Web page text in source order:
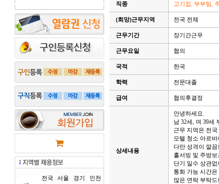
전국 서울 경기
인천
직종 고기집, 부부팀,
(희망)근무지역 전국 전체
근무기간 장기간근무
근무요일 협의
국적 한국
학력 전문대졸
급여 협의후결정
상세내용
안녕하세요.
남 32세, 여 39세
근무 지역은 전
모텔 청소 아르
다만 성격이 깔
홀서빙 및 주방
단기 일수 상관
통화 가능 시간
많은 연락 부탁